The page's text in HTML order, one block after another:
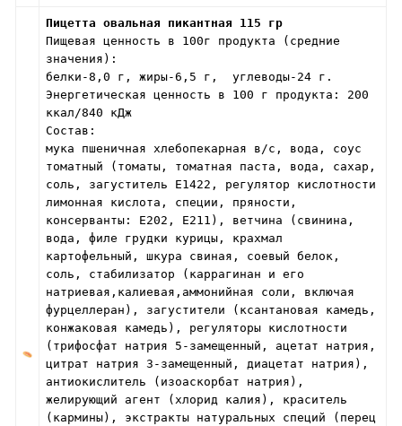
Пицетта овальная пикантная 115 гр
Пищевая ценность в 100г продукта (средние
значения):
белки-8,0 г, жиры-6,5 г, углеводы-24 г.
Энергетическая ценность в 100 г продукта: 200
ккал/840 кДж
Состав:
мука пшеничная хлебопекарная в/с, вода, соус
томатный (томаты, томатная паста, вода, сахар,
соль, загуститель Е1422, регулятор кислотности
лимонная кислота, специи, пряности,
консерванты: Е202, Е211), ветчина (свинина,
вода, филе грудки курицы, крахмал
картофельный, шкура свиная, соевый белок,
соль, стабилизатор (каррагинан и его
натриевая,калиевая,аммонийная соли, включая
фурцеллеран), загустители (ксантановая камедь,
конжаковая камедь), регуляторы кислотности
(трифосфат натрия 5-замещенный, ацетат натрия,
цитрат натрия 3-замещенный, диацетат натрия),
антиокислитель (изоаскорбат натрия),
желирующий агент (хлорид калия), краситель
(кармины), экстракты натуральных специй (перец